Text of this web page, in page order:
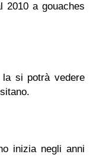
2010 a gouaches
si potrà vedere
inizia negli anni